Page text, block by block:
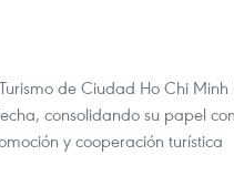
de Ciudad Ho Chi Minh
consolidando su papel
y cooperación turística